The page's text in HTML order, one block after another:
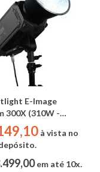
E-Image
300X (310W -
- BIVOLT - BOWENS
à vista no
em até 10x.